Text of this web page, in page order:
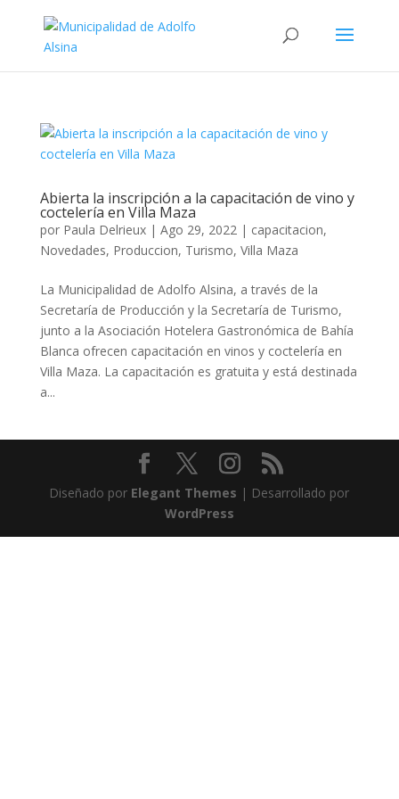
Abierta la inscripción a la capacitación de vino y
coctelería en Villa Maza
por Paula Delrieux| Ago 29, 2022| capacitacion,
Novedades, Produccion, Turismo, Villa Maza
La Municipalidad de Adolfo Alsina, a través de la
Secretaría de Producción y la Secretaría de Turismo,
junto a la Asociación Hotelera Gastronómica de Bahía
Blanca ofrecen capacitación en vinos y coctelería en
Villa Maza. La capacitación es gratuita y está destinada
a...
Diseñado por Elegant Themes | Desarrollado por
WordPress